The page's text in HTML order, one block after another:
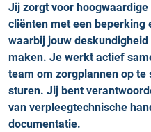
Jij zorgt voor
cliënten met een beperking
waarbij jouw
maken. Je werkt actief
team om zorgplannen op
sturen. Jij bent
van verpleegtechnische
documentatie.